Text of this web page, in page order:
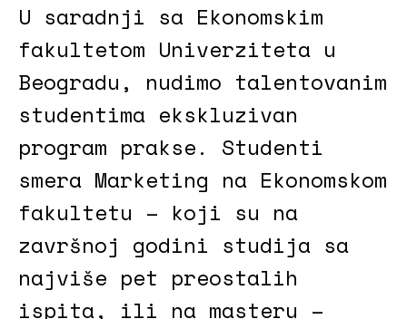
U saradnji sa Ekonomskim
fakultetom Univerziteta u
Beogradu, nudimo talentovanim
studentima ekskluzivan
program prakse. Studenti
smera Marketing na Ekonomskom
fakultetu – koji su na
završnoj godini studija sa
najviše pet preostalih
ispita, ili na masteru –